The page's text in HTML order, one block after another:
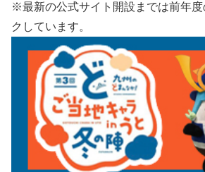
※最新の公式サイト開設までは前年
クしています。